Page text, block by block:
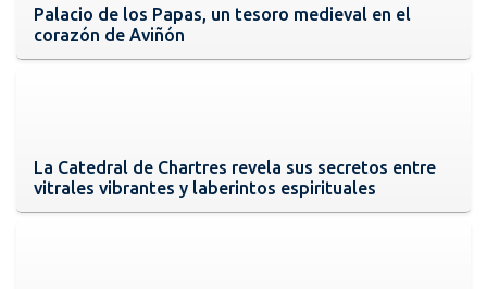
Palacio de los Papas, un tesoro medieval en el
corazón de Aviñón
La Catedral de Chartres revela sus secretos entre
vitrales vibrantes y laberintos espirituales